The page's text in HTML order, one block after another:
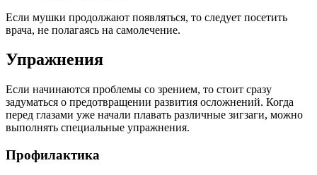
Если мушки продолжают появляться, то следует посетить
врача, не полагаясь на самолечение.
Упражнения
Если начинаются проблемы со зрением, то стоит сразу
задуматься о предотвращении развития осложнений. Когда
перед глазами уже начали плавать различные зигзаги, можно
выполнять специальные упражнения.
Профилактика